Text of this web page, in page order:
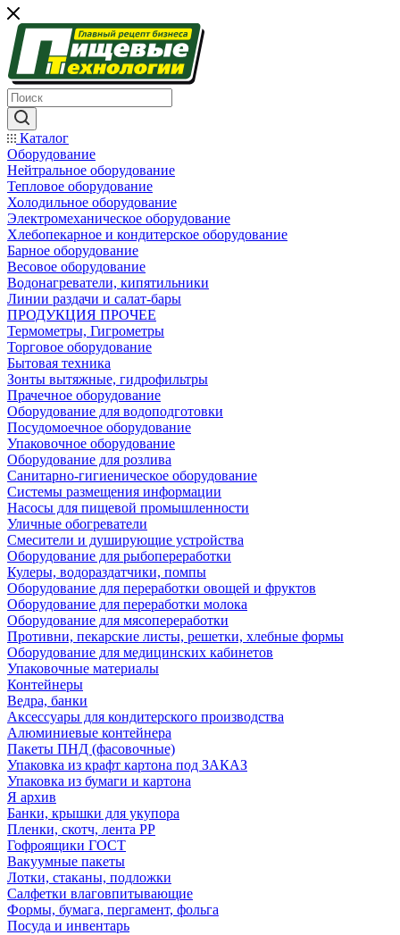
Каталог
Оборудование
Нейтральное оборудование
Тепловое оборудование
Холодильное оборудование
Электромеханическое оборудование
Хлебопекарное и кондитерское оборудование
Барное оборудование
Весовое оборудование
Водонагреватели, кипятильники
Линии раздачи и салат-бары
ПРОДУКЦИЯ ПРОЧЕЕ
Термометры, Гигрометры
Торговое оборудование
Бытовая техника
Зонты вытяжные, гидрофильтры
Прачечное оборудование
Оборудование для водоподготовки
Посудомоечное оборудование
Упаковочное оборудование
Оборудование для розлива
Санитарно-гигиеническое оборудование
Системы размещения информации
Насосы для пищевой промышленности
Уличные обогреватели
Смесители и душирующие устройства
Оборудование для рыбопереработки
Кулеры, водораздатчики, помпы
Оборудование для переработки овощей и фруктов
Оборудование для переработки молока
Оборудование для мясопереработки
Противни, пекарские листы, решетки, хлебные формы
Оборудование для медицинских кабинетов
Упаковочные материалы
Контейнеры
Ведра, банки
Аксессуары для кондитерского производства
Алюминиевые контейнера
Пакеты ПНД (фасовочные)
Упаковка из крафт картона под ЗАКАЗ
Упаковка из бумаги и картона
Я архив
Банки, крышки для укупора
Пленки, скотч, лента РР
Гофроящики ГОСТ
Вакуумные пакеты
Лотки, стаканы, подложки
Салфетки влаговпитывающие
Формы, бумага, пергамент, фольга
Посуда и инвентарь